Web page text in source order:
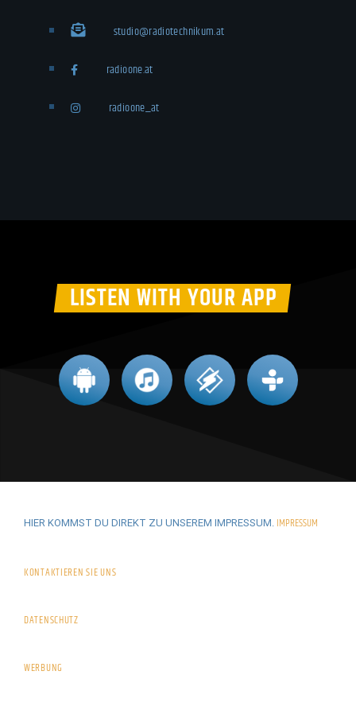
studio@radiotechnikum.at
radioone.at
radioone_at
LISTEN WITH YOUR APP
HIER KOMMST DU DIREKT ZU UNSEREM IMPRESSUM. IMPRESSUM
KONTAKTIEREN SIE UNS
DATENSCHUTZ
WERBUNG